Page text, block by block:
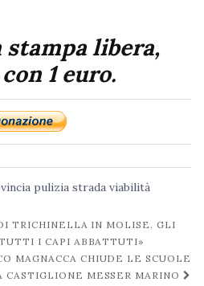
libera,
1 euro.
pulizia strada viabilità
TRICHINELLA IN MOLISE. GLI
I CAPI ABBATTUTI»
MAGNACCA CHIUDE LE SCUOLE
CASTIGLIONE MESSER MARINO